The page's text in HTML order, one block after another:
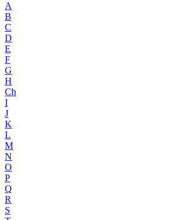
A
B
C
D
E
F
G
H
Ch
I
J
K
L
M
N
O
P
Q
R
S